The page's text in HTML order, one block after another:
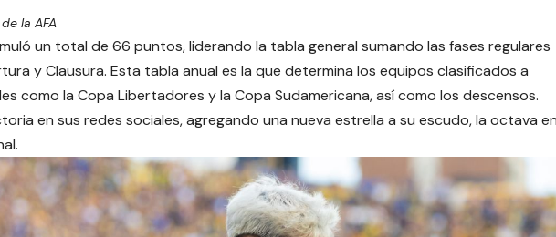
la AFA
un total de 66 puntos, liderando la tabla general sumando las fases regulares
y Clausura. Esta tabla anual es la que determina los equipos clasificados a
como la Copa Libertadores y la Copa Sudamericana, así como los descensos.
en sus redes sociales, agregando una nueva estrella a su escudo, la octava